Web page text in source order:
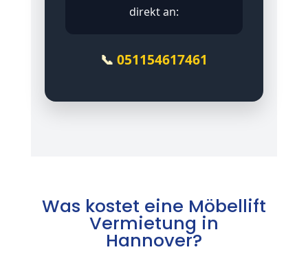
direkt an:
📞 051154617461
Was kostet eine Möbellift
Vermietung in
Hannover?